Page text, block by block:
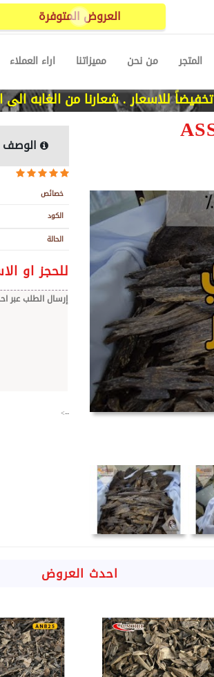
العروض المتوفرة
المتجر من نحن مميزاتنا اراء العملاء
تخفيضاً للاسعار . شعارنا من الغابه
الوصف
خصائص
الكود
الحالة
للحجز او
إرسال الطلب عبر
-->
احدث العروض